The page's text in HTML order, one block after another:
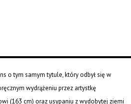
o tym samym tytule, który odbył się w
wydrążeniu przez artystkę
(163 cm) oraz usypaniu z wydobytej ziemi